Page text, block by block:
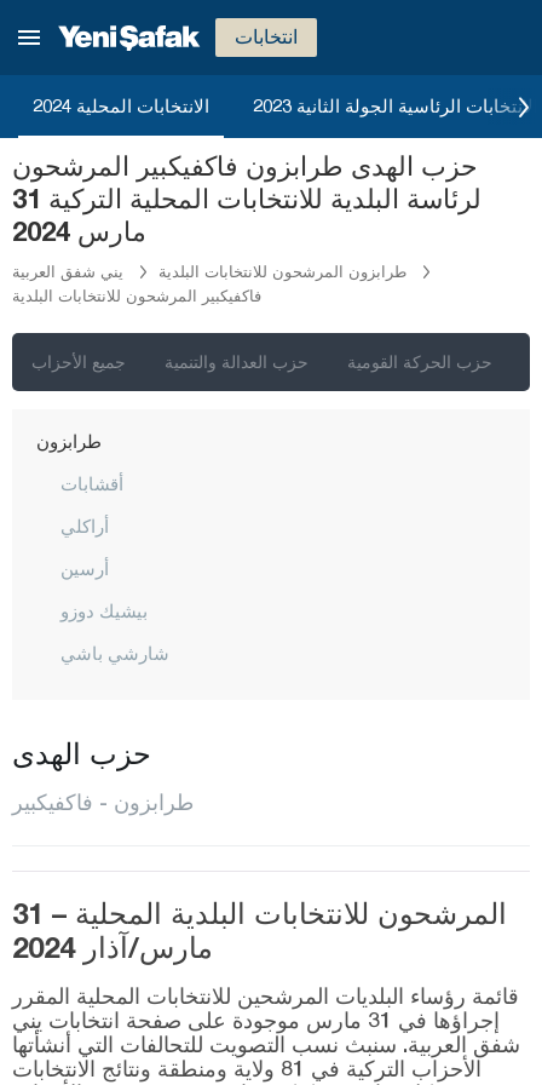
انتخابات
الانتخابات المحلية 2024 2023 الانتخابات الرئاسية الجولة الثانية
حزب الهدى طرابزون فاكفيكبير المرشحون
لرئاسة البلدية للانتخابات المحلية التركية 31
مارس 2024
يني شفق العربية
طرابزون المرشحون للانتخابات البلدية
فاكفيكبير المرشحون للانتخابات البلدية
جميع الأحزاب حزب العدالة والتنمية حزب الحركة القومية
صقاريا
شانلي أورفا
سيرت
سينوب
شرناق
سيفاس
توكات
طرابزون
أقشابات
أراكلي
أرسين
بيشيك دوزو
شارشي باشي
ديرين بازاري
ماشكا
أوف
أورطا حصار
شالي بازاري
سورمانيه
حزب الهدى
طرابزون - فاكفيكبير
المرشحون للانتخابات البلدية المحلية – 31
مارس/آذار 2024
قائمة رؤساء البلديات المرشحين للانتخابات المحلية المقرر
إجراؤها في 31 مارس موجودة على صفحة انتخابات يني
شفق العربية. سنبث نسب التصويت للتحالفات التي أنشأتها
الأحزاب التركية في 81 ولاية ومنطقة ونتائج الانتخابات